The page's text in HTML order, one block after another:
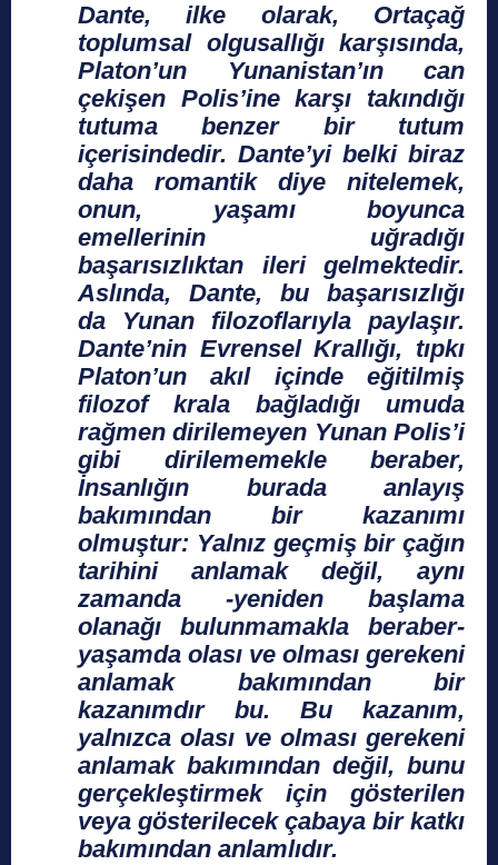
Dante, ilke olarak, Ortaçağ
toplumsal olgusallığı karşısında,
Platon’un Yunanistan’ın can
çekişen Polis’ine karşı takındığı
tutuma benzer bir tutum
içerisindedir. Dante’yi belki biraz
daha romantik diye nitelemek,
onun, yaşamı boyunca
emellerinin uğradığı
başarısızlıktan ileri gelmektedir.
Aslında, Dante, bu başarısızlığı
da Yunan filozoflarıyla paylaşır.
Dante’nin Evrensel Krallığı, tıpkı
Platon’un akıl içinde eğitilmiş
filozof krala bağladığı umuda
rağmen dirilemeyen Yunan Polis’i
gibi dirilememekle beraber,
İnsanlığın burada anlayış
bakımından bir kazanımı
olmuştur: Yalnız geçmiş bir çağın
tarihini anlamak değil, aynı
zamanda -yeniden başlama
olanağı bulunmamakla beraber-
yaşamda olası ve olması gerekeni
anlamak bakımından bir
kazanımdır bu. Bu kazanım,
yalnızca olası ve olması gerekeni
anlamak bakımından değil, bunu
gerçekleştirmek için gösterilen
veya gösterilecek çabaya bir katkı
bakımından anlamlıdır.